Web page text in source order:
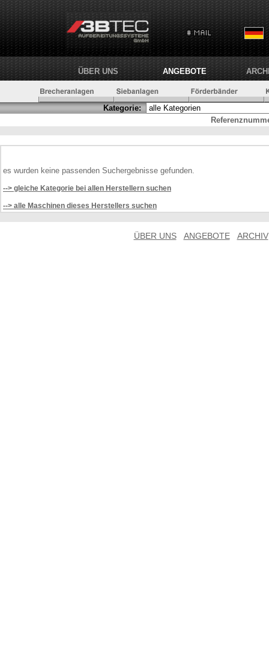
ÜBER UNS ANGEBOTE
Kategorie:
es wurden keine passenden Suchergebnisse gefunden.
--> gleiche Kategorie bei allen Herstellern suchen
--> alle Maschinen dieses Herstellers suchen
ÜBER UNS ANGEBOTE ARCHIV